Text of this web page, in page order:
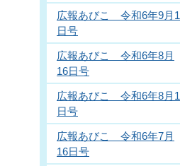
広報あびこ 令和6年9月1
日号
広報あびこ 令和6年8月
16日号
広報あびこ 令和6年8月1
日号
広報あびこ 令和6年7月
16日号